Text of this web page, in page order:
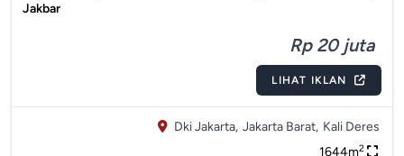
Jakbar
Rp 20 juta
LIHAT IKLAN
Dki Jakarta, Jakarta Barat, Kali Deres
1644m2